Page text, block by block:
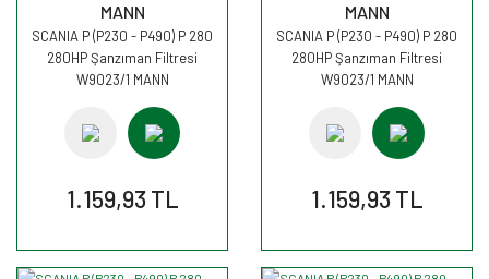
MANN
SCANIA P (P230 - P490) P 280
280HP Şanzıman Filtresi
W9023/1 MANN
1.159,93 TL
MANN
SCANIA P (P230 - P490) P 280
280HP Şanzıman Filtresi
W9023/1 MANN
1.159,93 TL